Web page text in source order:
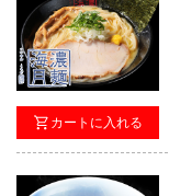
カートに入れる